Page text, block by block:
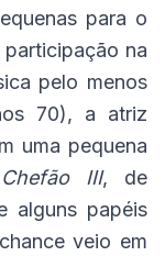
para o
na
pelo menos
70), a atriz
uma pequena
III, de
alguns papéis
veio em